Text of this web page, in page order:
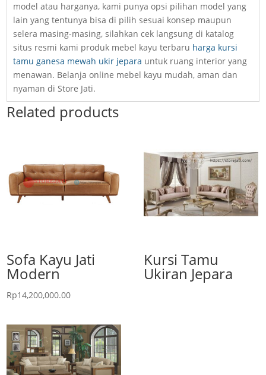
model atau harganya, kami punya opsi pilihan model yang
lain yang tentunya bisa di pilih sesuai konsep maupun
selera masing-masing, silahkan cek langsung di katalog
situs resmi kami produk mebel kayu terbaru harga kursi
tamu ganesa mewah ukir jepara untuk ruang interior yang
menawan. Belanja online mebel kayu mudah, aman dan
nyaman di Store Jati.
Related products
Sofa Kayu Jati
Modern
Rp14,200,000.00
Kursi Tamu
Ukiran Jepara